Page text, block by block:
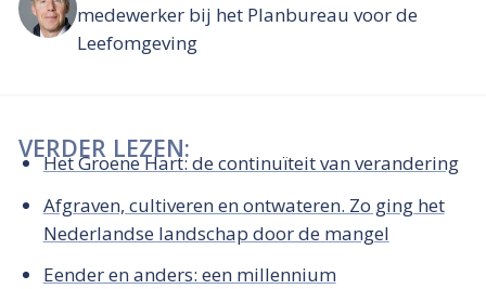
medewerker bij het Planbureau voor de
Leefomgeving
VERDER LEZEN:
Het Groene Hart: de continuïteit van verandering
Afgraven, cultiveren en ontwateren. Zo ging het
Nederlandse landschap door de mangel
Eender en anders: een millennium